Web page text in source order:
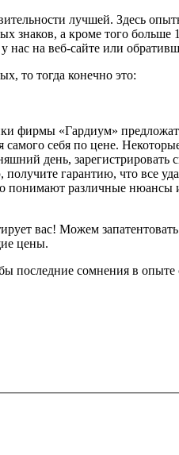
лучшей. Здесь
знаков, а кроме того
нас на веб-сайте или
то тогда конечно это:
фирмы «Гардиум»
себя по цене.
день, зарегистрировать
гарантию, что все
различные нюансы
вас! Можем
цены.
последние сомнения в опыте